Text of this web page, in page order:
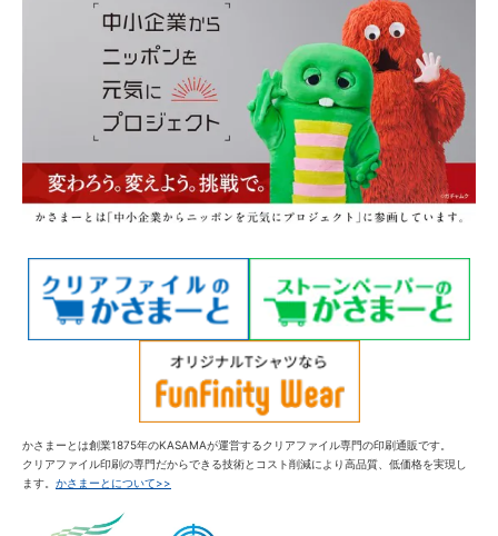
かさまーとは創業1875年のKASAMAが運営するクリアファイル専門の印刷通販です。
クリアファイル印刷の専門だからできる技術とコスト削減により高品質、低価格を実現し
ます。 かさまーとについて>>